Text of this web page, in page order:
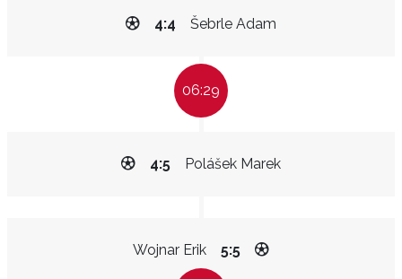
Šebrle Adam
4:4
06:29
Polášek Marek
4:5
Wojnar Erik 5:5